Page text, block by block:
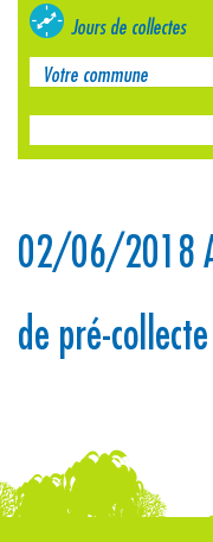
Jours de collectes
02/06/2018
de pré-collecte